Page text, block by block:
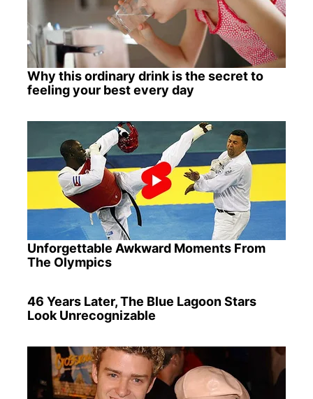
Why this ordinary drink is the secret to
feeling your best every day
Unforgettable Awkward Moments From
The Olympics
46 Years Later, The Blue Lagoon Stars
Look Unrecognizable